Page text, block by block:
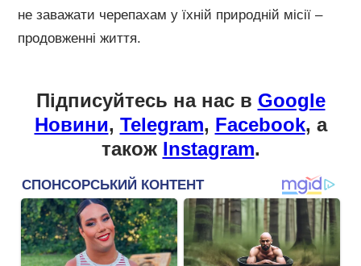
не заважати черепахам у їхній природній місії –
продовженні життя.
Підписуйтесь на нас в Google
Новини, Telegram, Facebook, а
також Instagram.